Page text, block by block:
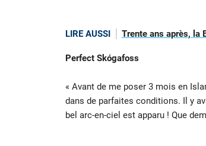
LIRE AUSSI Trente ans après, la
Perfect Skógafoss
« Avant de me poser 3 mois en
dans de parfaites conditions. Il y
bel arc-en-ciel est apparu ! Que